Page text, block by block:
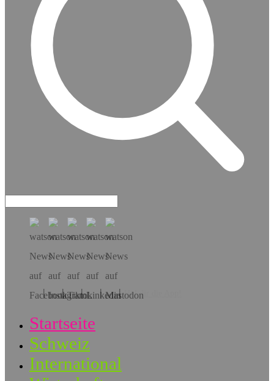
Hol dir die App!
Startseite
Schweiz
International